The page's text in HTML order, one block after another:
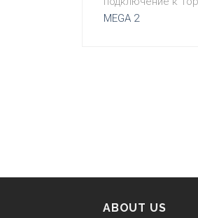
MEGA 2
ABOUT US